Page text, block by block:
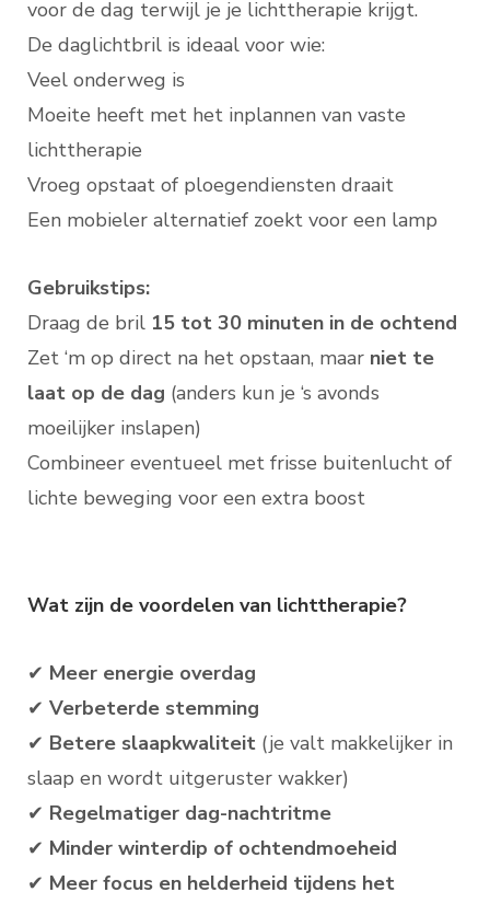
voor de dag terwijl je je lichttherapie krijgt.
De daglichtbril is ideaal voor wie:
Veel onderweg is
Moeite heeft met het inplannen van vaste
lichttherapie
Vroeg opstaat of ploegendiensten draait
Een mobieler alternatief zoekt voor een lamp
Gebruikstips:
Draag de bril 15 tot 30 minuten in de ochtend
Zet ‘m op direct na het opstaan, maar niet te
laat op de dag (anders kun je ‘s avonds
moeilijker inslapen)
Combineer eventueel met frisse buitenlucht of
lichte beweging voor een extra boost
Wat zijn de voordelen van lichttherapie?
✔ Meer energie overdag
✔ Verbeterde stemming
✔ Betere slaapkwaliteit (je valt makkelijker in
slaap en wordt uitgeruster wakker)
✔ Regelmatiger dag-nachtritme
✔ Minder winterdip of ochtendmoeheid
✔ Meer focus en helderheid tijdens het